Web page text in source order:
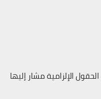
الحقول الإلزامية مشار إليها